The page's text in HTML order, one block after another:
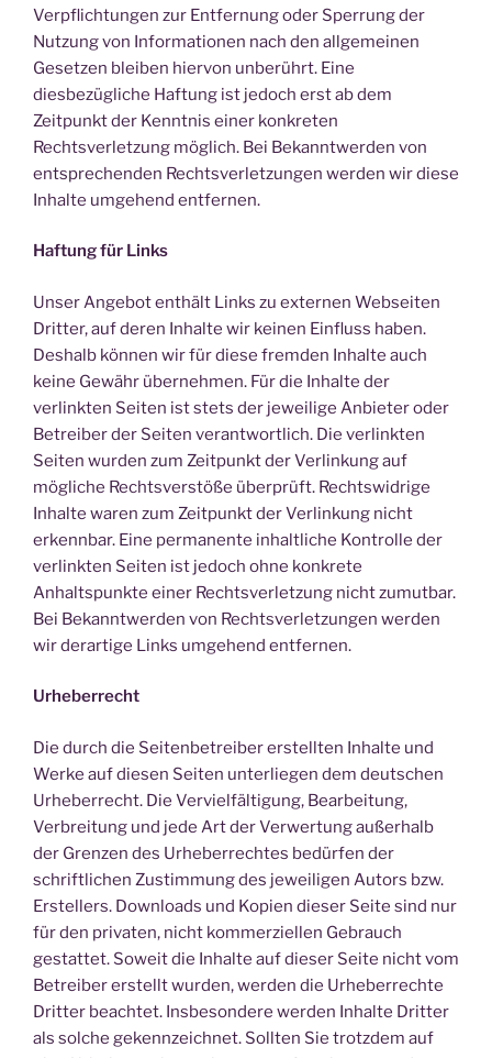
Verpflichtungen zur Entfernung oder Sperrung der
Nutzung von Informationen nach den allgemeinen
Gesetzen bleiben hiervon unberührt. Eine
diesbezügliche Haftung ist jedoch erst ab dem
Zeitpunkt der Kenntnis einer konkreten
Rechtsverletzung möglich. Bei Bekanntwerden von
entsprechenden Rechtsverletzungen werden wir diese
Inhalte umgehend entfernen.
Haftung für Links
Unser Angebot enthält Links zu externen Webseiten
Dritter, auf deren Inhalte wir keinen Einfluss haben.
Deshalb können wir für diese fremden Inhalte auch
keine Gewähr übernehmen. Für die Inhalte der
verlinkten Seiten ist stets der jeweilige Anbieter oder
Betreiber der Seiten verantwortlich. Die verlinkten
Seiten wurden zum Zeitpunkt der Verlinkung auf
mögliche Rechtsverstöße überprüft. Rechtswidrige
Inhalte waren zum Zeitpunkt der Verlinkung nicht
erkennbar. Eine permanente inhaltliche Kontrolle der
verlinkten Seiten ist jedoch ohne konkrete
Anhaltspunkte einer Rechtsverletzung nicht zumutbar.
Bei Bekanntwerden von Rechtsverletzungen werden
wir derartige Links umgehend entfernen.
Urheberrecht
Die durch die Seitenbetreiber erstellten Inhalte und
Werke auf diesen Seiten unterliegen dem deutschen
Urheberrecht. Die Vervielfältigung, Bearbeitung,
Verbreitung und jede Art der Verwertung außerhalb
der Grenzen des Urheberrechtes bedürfen der
schriftlichen Zustimmung des jeweiligen Autors bzw.
Erstellers. Downloads und Kopien dieser Seite sind nur
für den privaten, nicht kommerziellen Gebrauch
gestattet. Soweit die Inhalte auf dieser Seite nicht vom
Betreiber erstellt wurden, werden die Urheberrechte
Dritter beachtet. Insbesondere werden Inhalte Dritter
als solche gekennzeichnet. Sollten Sie trotzdem auf